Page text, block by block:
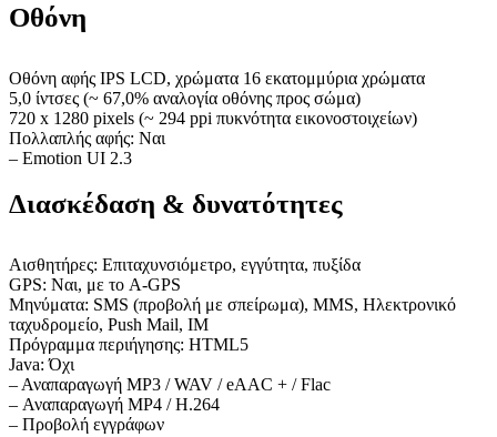
Οθόνη
Οθόνη αφής IPS LCD, χρώματα 16 εκατομμύρια χρώματα
5,0 ίντσες (~ 67,0% αναλογία οθόνης προς σώμα)
720 x 1280 pixels (~ 294 ppi πυκνότητα εικονοστοιχείων)
Πολλαπλής αφής: Ναι
– Emotion UI 2.3
Διασκέδαση & δυνατότητες
Αισθητήρες: Επιταχυνσιόμετρο, εγγύτητα, πυξίδα
GPS: Ναι, με το A-GPS
Μηνύματα: SMS (προβολή με σπείρωμα), MMS, Ηλεκτρονικό
ταχυδρομείο, Push Mail, IM
Πρόγραμμα περιήγησης: HTML5
Java: Όχι
– Αναπαραγωγή MP3 / WAV / eAAC + / Flac
– Αναπαραγωγή MP4 / H.264
– Προβολή εγγράφων